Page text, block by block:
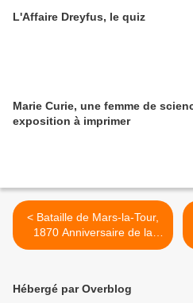
L'Affaire Dreyfus, le quiz
Marie Curie, une femme de
exposition à imprimer
< Bataille de Mars-la-Tour,
1870 Anniversaire de la
bataille de Mars-la-Tour
Hébergé par Overblog